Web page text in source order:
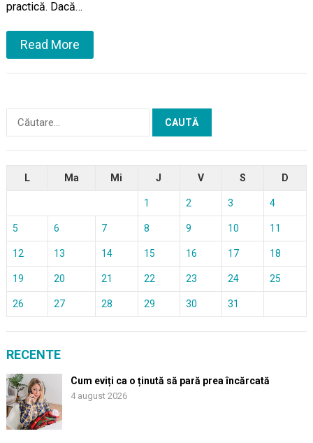
practică. Dacă…
Read More
Caută
L Ma Mi J V S D
1 2 3 4
5 6 7 8 9 10 11
12 13 14 15 16 17 18
19 20 21 22 23 24 25
26 27 28 29 30 31
RECENTE
Cum eviți ca o ținută să pară prea încărcată
4 august 2026